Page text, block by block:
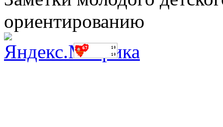
ориентированию